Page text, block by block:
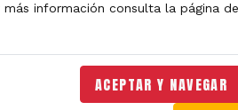
más información consulta la página de
ACEPTAR Y NAVEGAR